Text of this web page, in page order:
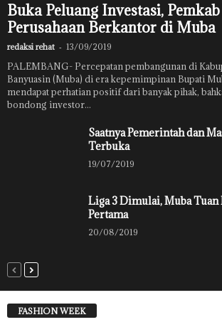
Buka Peluang Investasi,
Perusahaan Berkantor di Muba
redaksi rehat - 13/09/2019
PALEMBANG- Percepatan pembangunan di
Banyuasin (Muba) di era kepemimpinan Bupati
mendapat perhatian positif dari banyak pihak,
bondong investor...
Saatnya Pemerintah dan
Terbuka
19/07/2019
Liga 3 Dimulai, Muba Tuan
Pertama
20/08/2019
FASHION WEEK